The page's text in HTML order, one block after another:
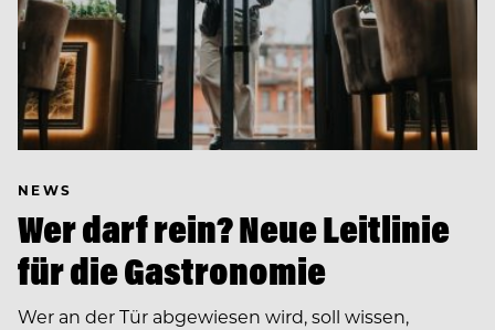
NEWS
Wer darf rein? Neue Leitlinie
für die Gastronomie
Wer an der Tür abgewiesen wird, soll wissen,